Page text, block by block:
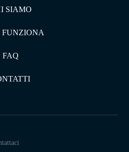
SIAMO
FUNZIONA
FAQ